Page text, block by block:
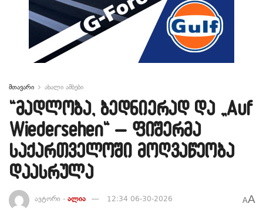
მთავარი ახალი ამბები
“მადლობა, ბედნიერად და „Auf
Wiedersehen“ – ფიშერმა
საქართველოში მოღვაწეობა
დაასრულა
ავტორი - ალია 12:34 06-30-2026 AA